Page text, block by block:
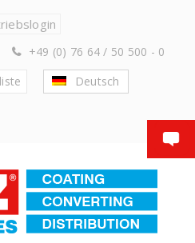
+49 (0) 76 64 / 50 500 - 0
Deutsch